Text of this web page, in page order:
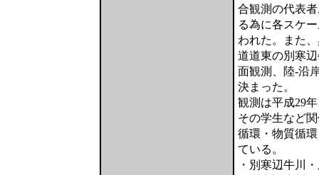
合観測の代表
る為に各スケ
われた。また
道道東の別寒
面観測、陸-沿
決まった。
観測は平成29
その学生など
循環・物質循
ている。
・別寒辺牛川